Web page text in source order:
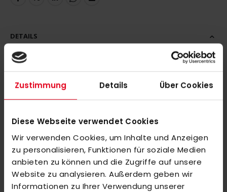
Zustimmung Details Über Cookies
Diese Webseite verwendet Cookies
Wir verwenden Cookies, um Inhalte und Anzeigen
zu personalisieren, Funktionen für soziale Medien
anbieten zu können und die Zugriffe auf unsere
Website zu analysieren. Außerdem geben wir
Informationen zu Ihrer Verwendung unserer
DETAILS
FOR CORRECT SIZING CHECK: | www.obo.co.nz/sizing/senior-pants
BEWERTUNGEN
ÄHNLICHE PRODUKTE
Markieren Sie die Artikel, um Sie dem Warenkorb hinzuzufügen
oderAlle auswählen